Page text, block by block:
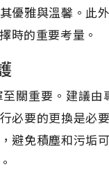
優雅與溫馨。此
時的重要考量。
關重要。建議
必要的更換是必
避免積塵和污垢